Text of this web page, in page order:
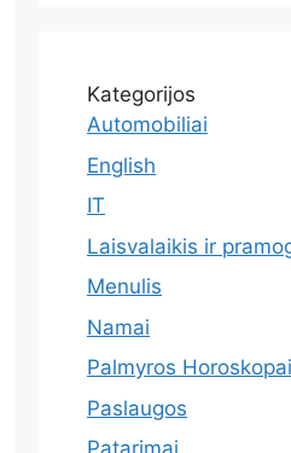
Kategorijos
Automobiliai
English
IT
Laisvalaikis ir
Menulis
Namai
Palmyros Horoskopai
Paslaugos